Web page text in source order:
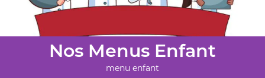
Nos Menus Enfant
menu enfant